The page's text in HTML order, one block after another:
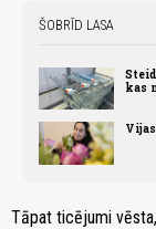
ŠOBRĪD LASA
kas
Tāpat ticējumi